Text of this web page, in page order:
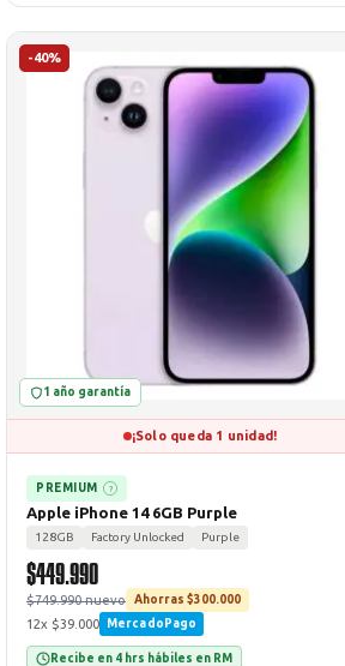
-40%
1 año garantía
¡Solo queda 1 unidad!
PREMIUM ?
Apple iPhone 14 6GB Purple
128GB Factory Unlocked Purple
$449.990
$749.990 nuevo Ahorras $300.000
12x $39.000 MercadoPago
Recibe en 4 hrs hábiles en RM